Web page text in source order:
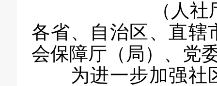
（人
各省、自治区、直辖
会保障厅（局）、党
为进一步加强社区